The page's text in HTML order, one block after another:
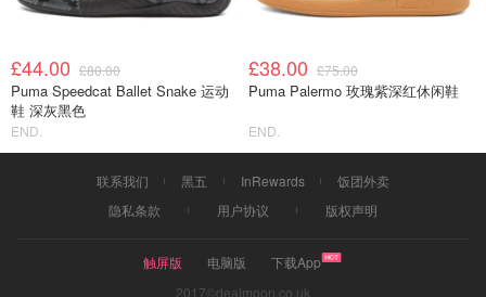
£44.00 £80.00
Puma Speedcat Ballet Snake 运动
鞋 深灰黑色
END.
£38.00 £75.00
Puma Palermo 玫瑰紫深红休闲鞋
END.
联系我们 黑五 InRewards
饭团外卖
隐私条款
用户协议 版权声明
触屏版 电脑版
下载App
2017©dealmoon.co.uk